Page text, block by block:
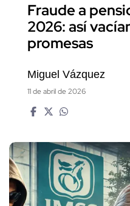
Fraude a
2026: así
promesas
Miguel Vázquez
11 de abril de 2026